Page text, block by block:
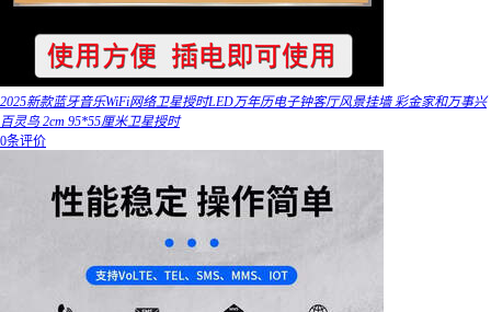
2025新款蓝牙音乐WiFi网络卫星授时LED万年历电子钟客厅风景挂墙 彩金家和万事兴
百灵鸟 2cm 95*55厘米卫星授时
0条评价